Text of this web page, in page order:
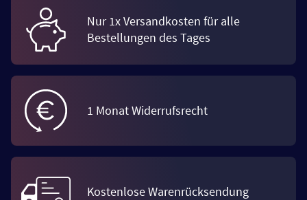
Nur 1x Versandkosten für alle
Bestellungen des Tages
1 Monat Widerrufsrecht
Kostenlose Warenrücksendung